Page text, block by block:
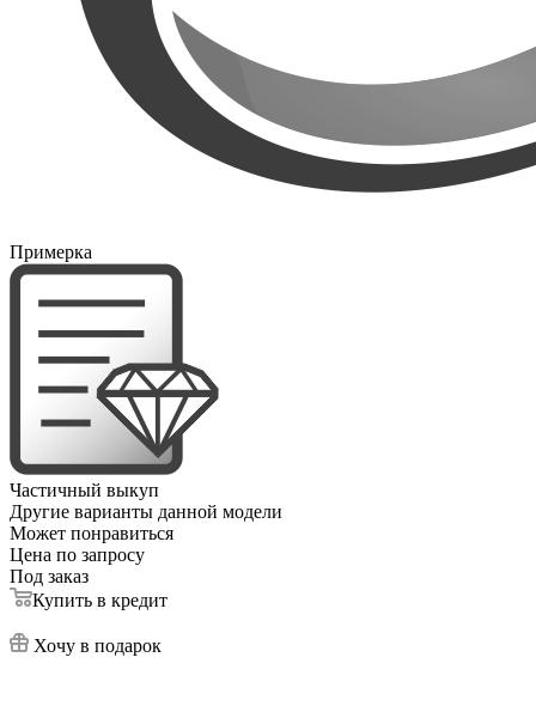
Примерка
Частичный выкуп
Другие варианты данной модели
Может понравиться
Цена по запросу
Под заказ
Купить в кредит
Хочу в подарок